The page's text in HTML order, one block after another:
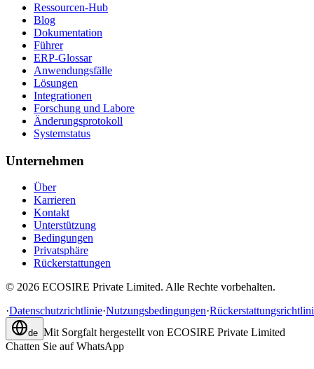
Ressourcen-Hub
Blog
Dokumentation
Führer
ERP-Glossar
Anwendungsfälle
Lösungen
Integrationen
Forschung und Labore
Änderungsprotokoll
Systemstatus
Unternehmen
Über
Karrieren
Kontakt
Unterstützung
Bedingungen
Privatsphäre
Rückerstattungen
© 2026 ECOSIRE Private Limited. Alle Rechte vorbehalten.
·Datenschutzrichtlinie·Nutzungsbedingungen·
de Mit Sorgfalt hergestellt von ECOSIRE Private Limited
Chatten Sie auf WhatsApp